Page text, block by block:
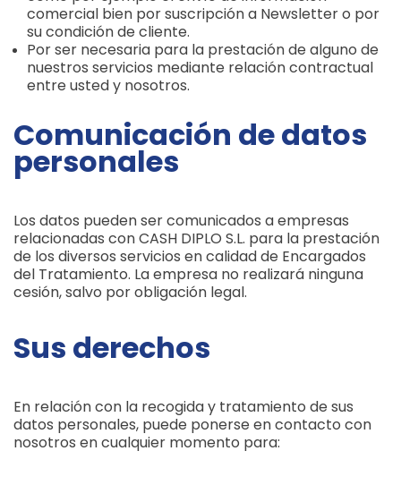
comercial bien por suscripción a Newsletter o por
su condición de cliente.
Por ser necesaria para la prestación de alguno de
nuestros servicios mediante relación contractual
entre usted y nosotros.
Comunicación de datos
personales
Los datos pueden ser comunicados a empresas
relacionadas con CASH DIPLO S.L. para la prestación
de los diversos servicios en calidad de Encargados
del Tratamiento. La empresa no realizará ninguna
cesión, salvo por obligación legal.
Sus derechos
En relación con la recogida y tratamiento de sus
datos personales, puede ponerse en contacto con
nosotros en cualquier momento para: